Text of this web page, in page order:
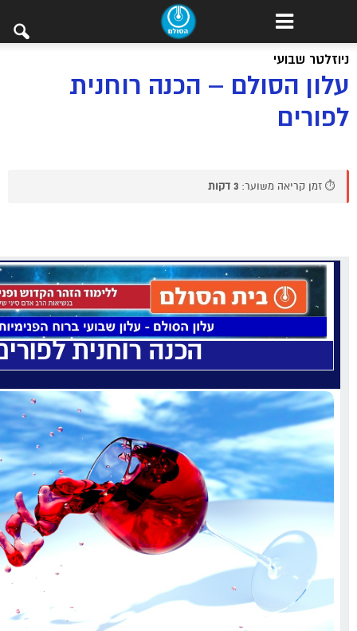
ניוזלטר שבועי
עלון הסולם – הכנה רוחנית
לפורים
⏱️ זמן קריאה משוער: 3 דקות
הכנה רוחנית